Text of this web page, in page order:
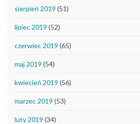
sierpień 2019 (51)
lipiec 2019 (52)
czerwiec 2019 (65)
maj 2019 (54)
kwiecień 2019 (56)
marzec 2019 (53)
luty 2019 (34)